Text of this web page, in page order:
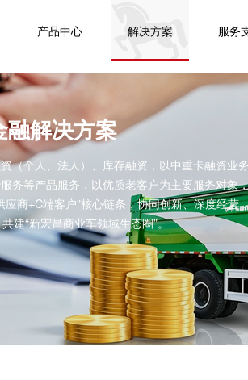
产品中心 解决方案 服务
融解决方案
（个人、法人）、库存融资，以中重卡融资业
等产品服务，以优质老客户为主要服务对象
商+C端客户”核心链条，协同创新、深度经
建“新宏昌商业车领域生态圈”。